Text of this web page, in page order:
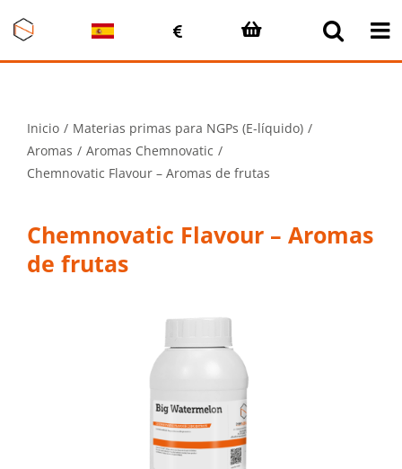
contenido
Inicio
Materias primas para NGPs (E-líquido)
Aromas
Aromas Chemnovatic
Chemnovatic Flavour – Aromas de frutas
Chemnovatic Flavour – Aromas
de frutas